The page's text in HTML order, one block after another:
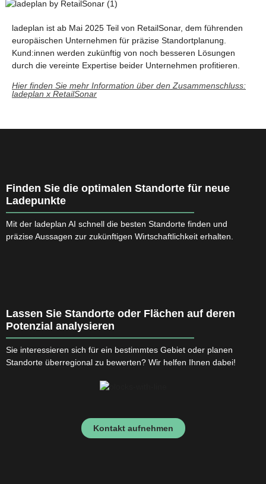
ladeplan ist ab Mai 2025 Teil von RetailSonar, dem führenden
europäischen Unternehmen für präzise Standortplanung.
Kund:innen werden zukünftig von noch besseren Lösungen
durch die vereinte Expertise beider Unternehmen profitieren.
Hier finden Sie mehr Information über den Zusammenschluss:
ladeplan x RetailSonar
Finden Sie die optimalen Standorte für neue
Ladepunkte
Mit der ladeplan AI schnell die besten Standorte finden und
präzise Aussagen zur zukünftigen Wirtschaftlichkeit erhalten.
Lassen Sie Standorte oder Flächen auf deren
Potenzial analysieren
Sie interessieren sich für ein bestimmtes Gebiet oder planen
Standorte überregional zu bewerten? Wir helfen Ihnen dabei!
Kontakt aufnehmen